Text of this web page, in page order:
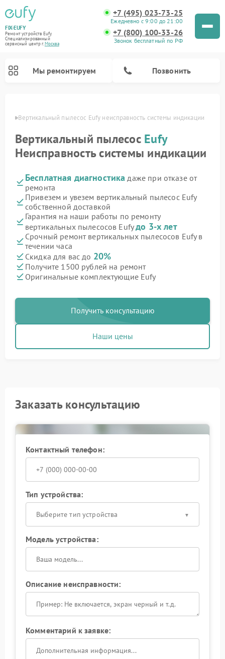
FIX-EUFY
Ремонт устройств Eufy
Специализированный
cервисный центр г.Москва
+7 (495) 023-73-25
Ежедневно с 9:00 до 21:00
+7 (800) 100-33-26
Звонок бесплатный по РФ
Мы ремонтируем Позвонить
Вертикальный пылесос Eufy неисправность системы индикации
Вертикальный пылесос Eufy
Неисправность системы индикации
Бесплатная диагностика даже при отказе от
ремонта
Привезем и увезем вертикальный пылесос Eufy
собственной доставкой
Гарантия на наши работы по ремонту
вертикальных пылесосов Eufyдо 3-х лет
Срочный ремонт вертикальных пылесосов Eufy в
течении часа
Скидка для вас до 20%
Получите 1500 рублей на ремонт
Оригинальные комплектующие Eufy
Получить консультацию
Наши цены
Заказать консультацию
Контактный телефон:
Тип устройства:
Выберите тип устройства
Модель устройства:
Описание неисправности:
Комментарий к заявке: